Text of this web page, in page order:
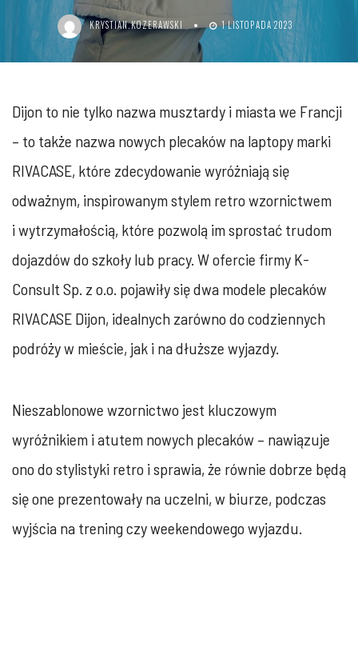
KRYSTIAN.KOZERAWSKI 1 LISTOPADA 2023
Dijon to nie tylko nazwa musztardy i miasta we Francji
– to także nazwa nowych plecaków na laptopy marki
RIVACASE, które zdecydowanie wyróżniają się
odważnym, inspirowanym stylem retro wzornictwem
i wytrzymałością, które pozwolą im sprostać trudom
dojazdów do szkoły lub pracy. W ofercie firmy K-
Consult Sp. z o.o. pojawiły się dwa modele plecaków
RIVACASE Dijon, idealnych zarówno do codziennych
podróży w mieście, jak i na dłuższe wyjazdy.
Nieszablonowe wzornictwo jest kluczowym
wyróżnikiem i atutem nowych plecaków – nawiązuje
ono do stylistyki retro i sprawia, że równie dobrze będą
się one prezentowały na uczelni, w biurze, podczas
wyjścia na trening czy weekendowego wyjazdu.